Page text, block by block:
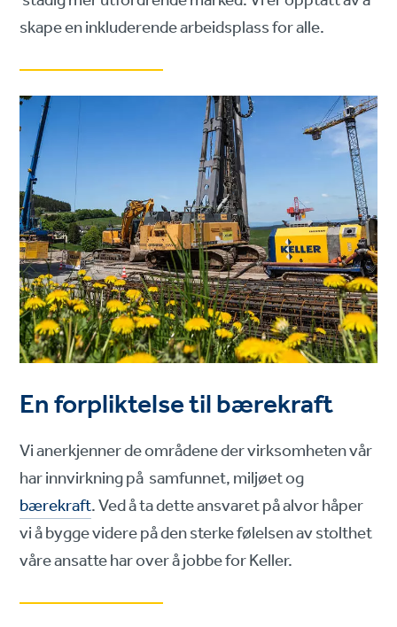
skape en inkluderende arbeidsplass for alle.
En forpliktelse til bærekraft
Vi anerkjenner de områdene der virksomheten vår
har innvirkning på samfunnet, miljøet og
bærekraft. Ved å ta dette ansvaret på alvor håper
vi å bygge videre på den sterke følelsen av stolthet
våre ansatte har over å jobbe for Keller.